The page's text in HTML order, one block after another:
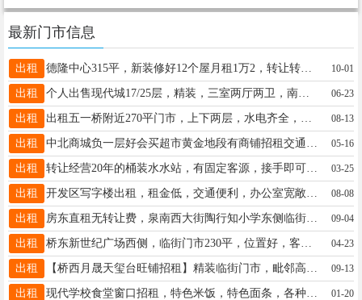
最新门市信息
出租 德隆中心315平，新装修好12个屋月租1万2，转让转让，有兴趣老板打13131969663 10-01
出租 个人出售现代城17/25层，精装，三室两厅两卫，南北通透，老证，学区房，140平102万，15833690406 06-23
出租 08-13
出租 05-16
出租 03-25
出租 08-08
出租 房东直租无转让费，泉南西大街陶行知小学东侧临街纯一层60平商铺出租,有水电卫简装有意者联系电话15614271196 09-04
出租 04-23
出租 09-13
出租 现代学校食堂窗口招租，特色米饭，特色面条，各种小吃，封闭式管理，有经验优先考虑，13223258128 01-20